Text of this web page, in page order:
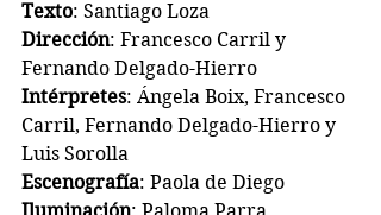
Texto: Santiago Loza
Dirección: Francesco Carril y
Fernando Delgado-Hierro
Intérpretes: Ángela Boix, Francesco
Carril, Fernando Delgado-Hierro y
Luis Sorolla
Escenografía: Paola de Diego
Iluminación: Paloma Parra